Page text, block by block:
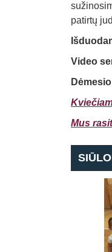
patirtų
Video
Mus